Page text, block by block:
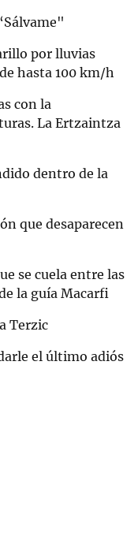
por lluvias
hasta 100 km/h
con la
La Ertzaintza
dentro de la
que desaparecen
se cuela entre las
la guía Macarfi
Terzic
el último adiós